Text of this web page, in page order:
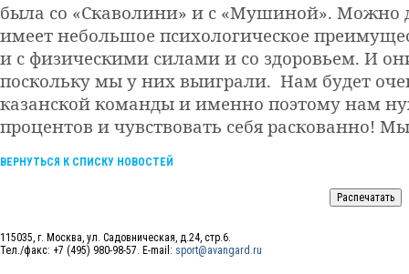
была со «Скаволини» и с «Мушиной». Можно
имеет небольшое психологическое
и с физическими силами и со здоровьем. И
поскольку мы у них выиграли. Нам будет
казанской команды и именно поэтому нам
процентов и чувствовать себя раскованно!
ВЕРНУТЬСЯ К СПИСКУ НОВОСТЕЙ
115035, г. Москва, ул. Садовническая, д.24, стр.6.
Тел./факс: +7 (495) 980-98-57. E-mail: sport@avangard.ru